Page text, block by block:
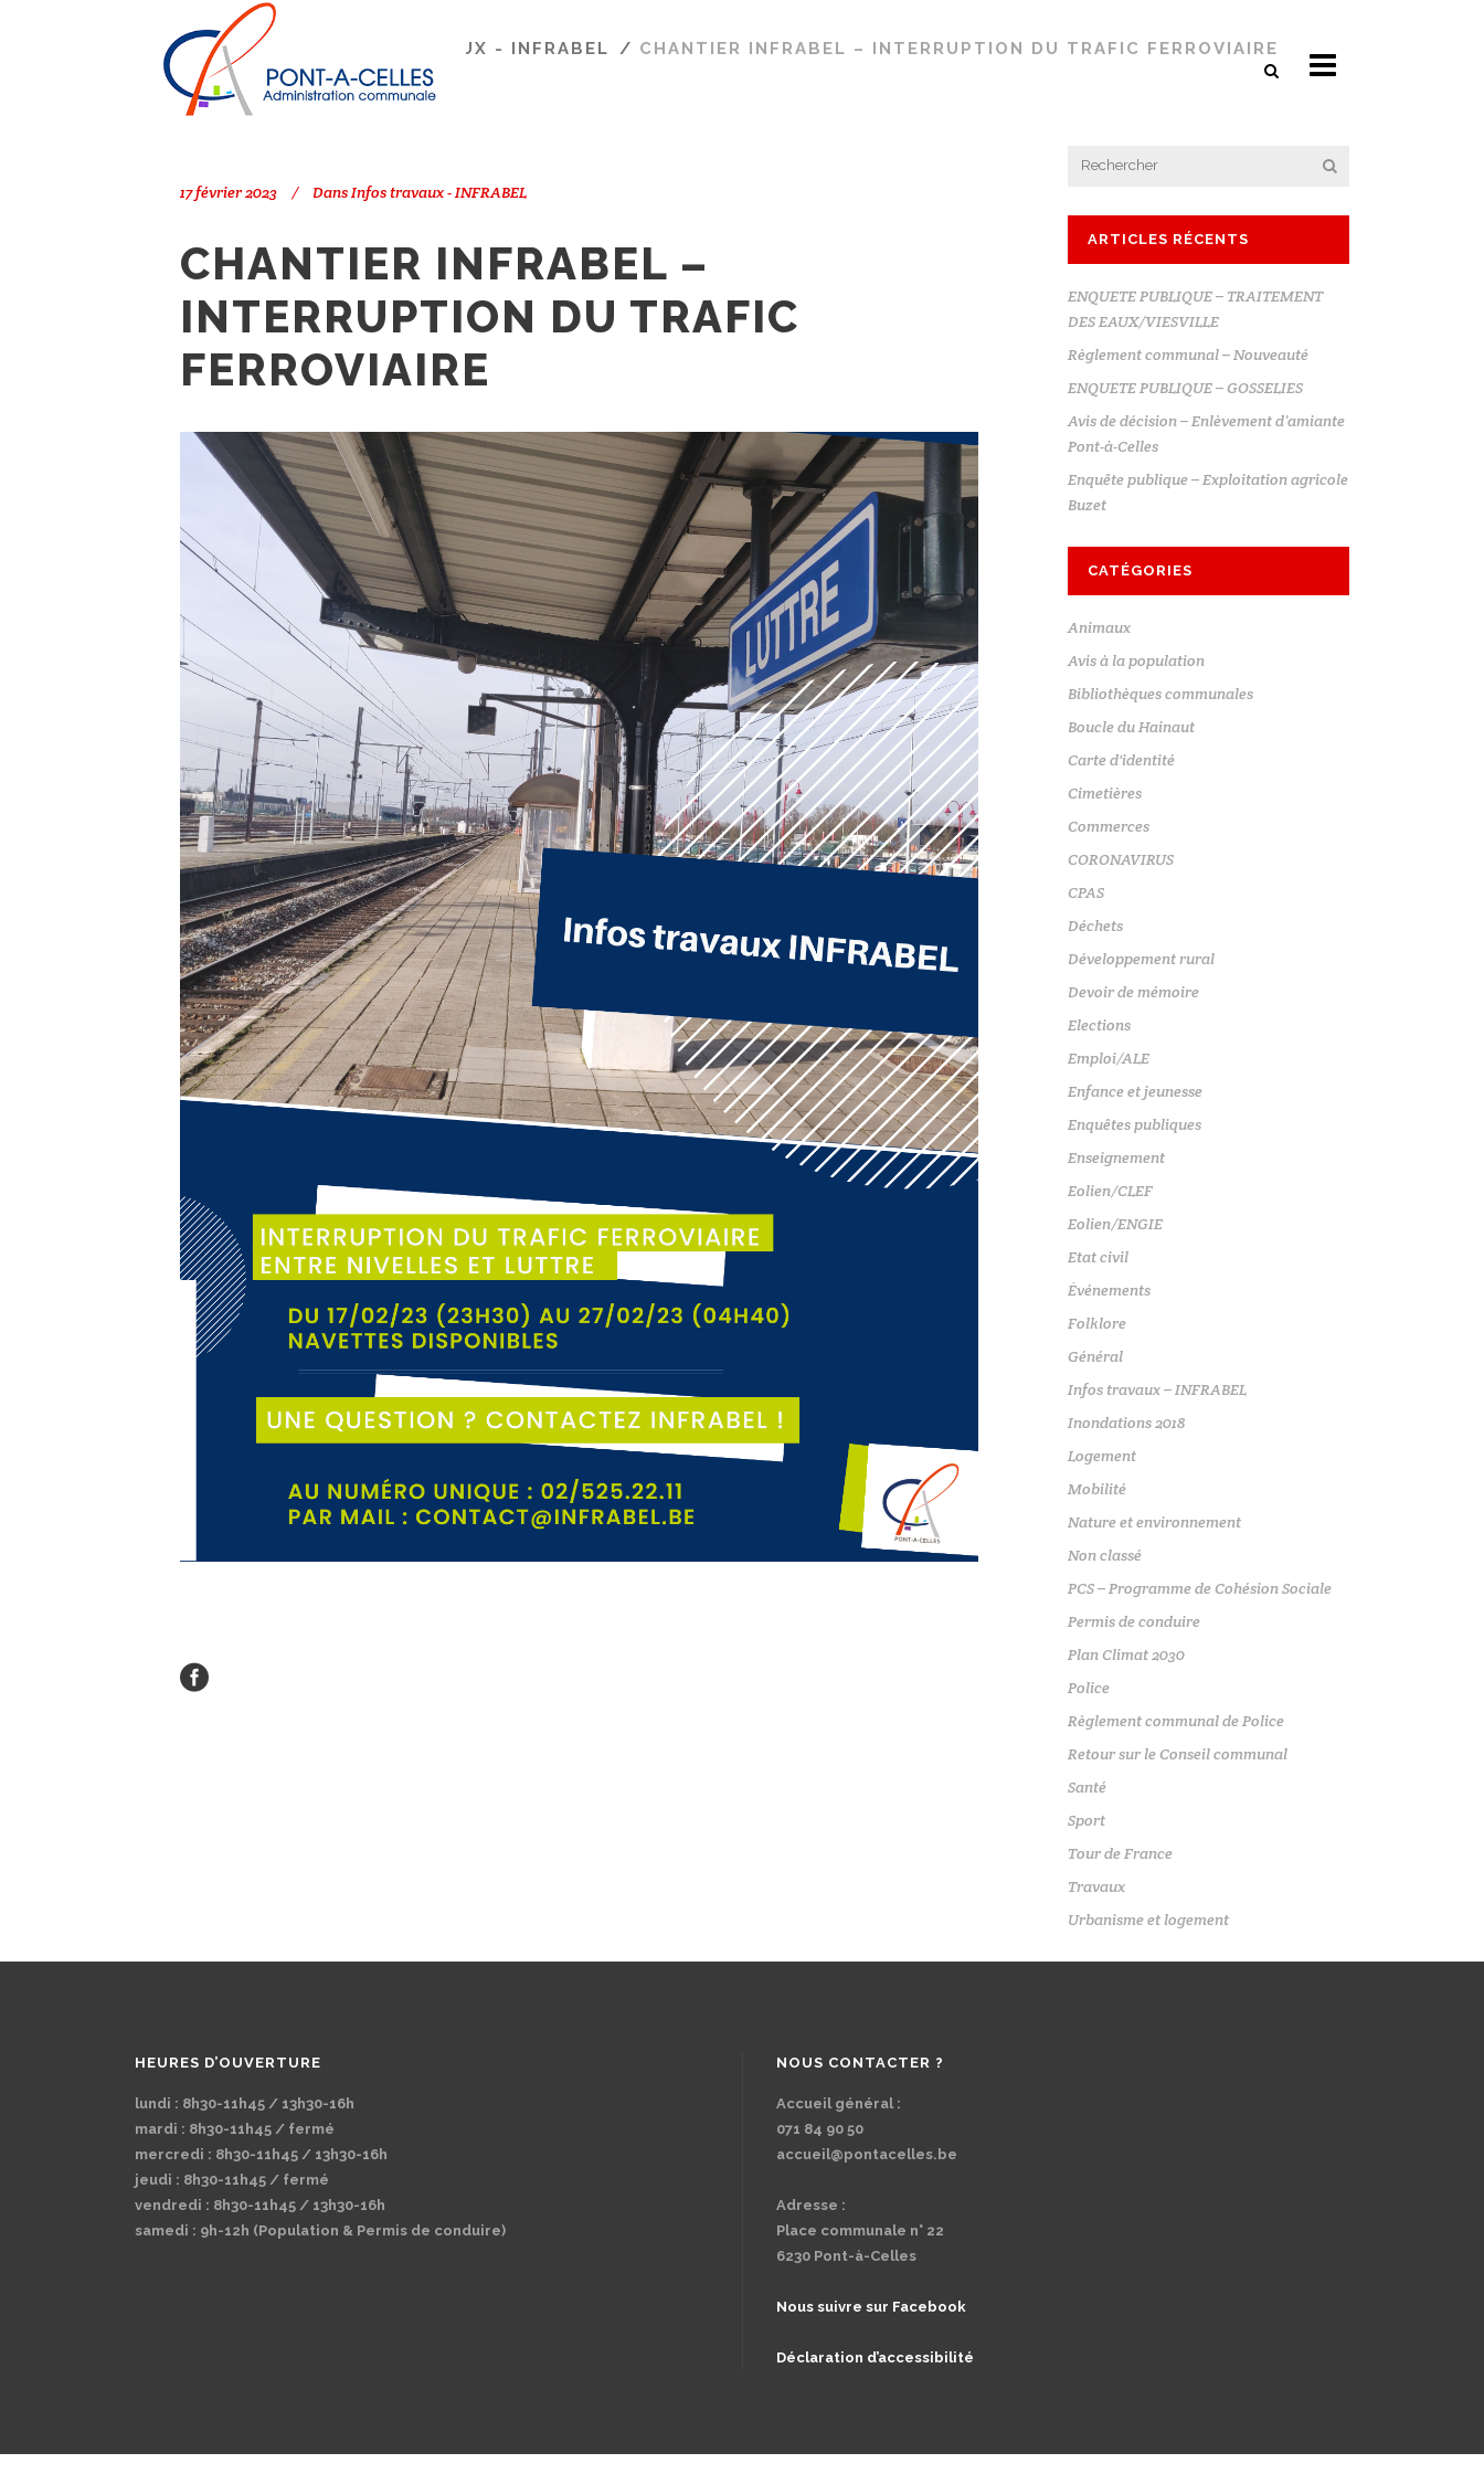
PONT-À-CELLES INFOS TRAVAUX - INFRABEL / CHANTIER INFRABEL – INTERRUPTION DU TRAFIC FERROVIAIRE
17 février 2023 DansInfos travaux - INFRABEL
CHANTIER INFRABEL –
INTERRUPTION DU TRAFIC
FERROVIAIRE
ARTICLES RÉCENTS
ENQUETE PUBLIQUE – TRAITEMENT
DES EAUX/VIESVILLE
Règlement communal – Nouveauté
ENQUETE PUBLIQUE – GOSSELIES
Avis de décision – Enlèvement d’amiante
Pont-à-Celles
Enquête publique – Exploitation agricole
Buzet
CATÉGORIES
Animaux
Avis à la population
Bibliothèques communales
Boucle du Hainaut
Carte d'identité
Cimetières
Commerces
CORONAVIRUS
CPAS
Déchets
Développement rural
Devoir de mémoire
Elections
Emploi/ALE
Enfance et jeunesse
Enquêtes publiques
Enseignement
Eolien/CLEF
Eolien/ENGIE
Etat civil
Événements
Folklore
Général
Infos travaux – INFRABEL
Inondations 2018
Logement
Mobilité
Nature et environnement
Non classé
PCS – Programme de Cohésion Sociale
Permis de conduire
Plan Climat 2030
Police
Règlement communal de Police
Retour sur le Conseil communal
Santé
Sport
Tour de France
Travaux
Urbanisme et logement
HEURES D’OUVERTURE
lundi : 8h30-11h45 / 13h30-16h
mardi : 8h30-11h45 / fermé
mercredi : 8h30-11h45 / 13h30-16h
jeudi : 8h30-11h45 / fermé
vendredi : 8h30-11h45 / 13h30-16h
samedi : 9h-12h (Population & Permis de conduire)
NOUS CONTACTER ?
Accueil général :
071 84 90 50
accueil@pontacelles.be
Adresse :
Place communale n° 22
6230 Pont-à-Celles
Nous suivre sur Facebook
Déclaration d’accessibilité